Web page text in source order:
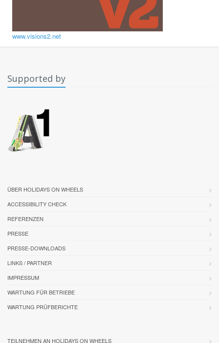
www.visions2.net
Supported by
ÜBER HOLIDAYS ON WHEELS
ACCESSIBILITY CHECK
REFERENZEN
PRESSE
PRESSE-DOWNLOADS
LINKS / PARTNER
IMPRESSUM
WARTUNG FÜR BETRIEBE
WARTUNG PRÜFBERICHTE
TEILNEHMEN AN HOLIDAYS ON WHEELS